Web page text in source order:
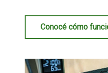
Conocé cómo